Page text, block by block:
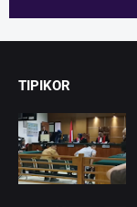
TIPIKOR